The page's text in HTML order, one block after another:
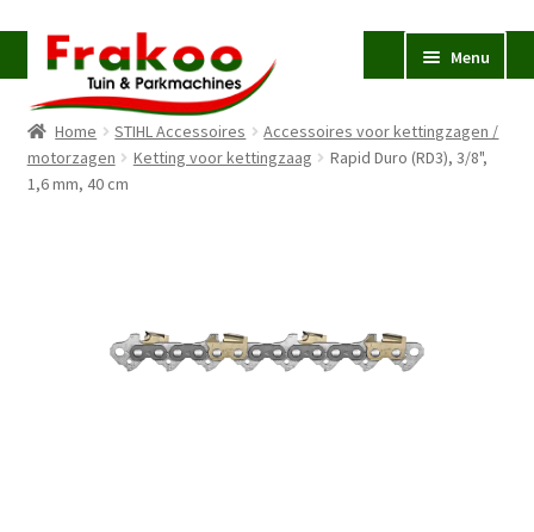
Ga
door
naar
navigatie
Ga
naar
de
inhoud
Menu
Homepage
Verkoop en Reparatie
Accessoires
Home STIHL Accessoires
Accessoires voor kettingzagen /
motorzagen
Ketting voor kettingzaag
Rapid Duro (RD3), 3/8",
1,6 mm, 40 cm